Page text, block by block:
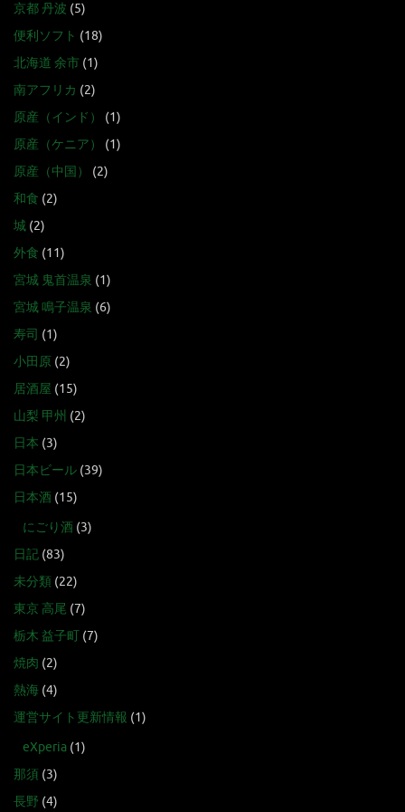
京都 丹波 (5)
便利ソフト (18)
北海道 余市 (1)
南アフリカ (2)
原産（インド）
(1)
原産（ケニア）
(1)
原産（中国）
(2)
和食 (2)
城 (2)
外食 (11)
宮城 鬼首温泉 (1)
宮城 鳴子温泉 (6)
寿司 (1)
小田原 (2)
居酒屋 (15)
山梨 甲州 (2)
日本 (3)
日本ビール (39)
日本酒 (15)
にごり酒 (3)
日記 (83)
未分類 (22)
東京 高尾 (7)
栃木 益子町 (7)
焼肉 (2)
熱海 (4)
運営サイト更新情報 (1)
eXperia (1)
那須 (3)
長野 (4)